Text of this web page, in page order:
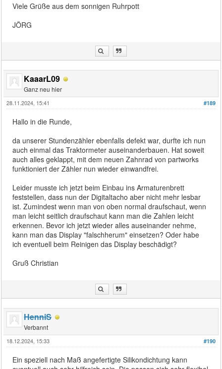
Viele Grüße aus dem sonnigen Ruhrpott
JÖRG
KaaarL09
Ganz neu hier
#189
28.11.2024, 15:41
Hallo in die Runde,
da unserer Stundenzähler ebenfalls defekt war, durfte ich nun
auch einmal das Traktormeter auseinanderbauen. Hat soweit
auch alles geklappt, mit dem neuen Zahnrad von partworks
funktioniert der Zähler nun wieder einwandfrei.
Leider musste ich jetzt beim Einbau ins Armaturenbrett
feststellen, dass nun der Digitaltacho aber nicht mehr lesbar
ist. Zumindest wenn man von oben normal draufschaut, wenn
man leicht seitlich draufschaut kann man die Zahlen leicht
erkennen. Bevor ich jetzt wieder alles auseinander nehme,
kann man das Display "falschherum" einsetzen? Oder habe
ich eventuell beim Reinigen das Display beschädigt?
Gruß Christian
HenniS
Verbannt
#190
18.12.2024, 15:33
Ein speziell nach Maß angefertigte Silikondichtung kann